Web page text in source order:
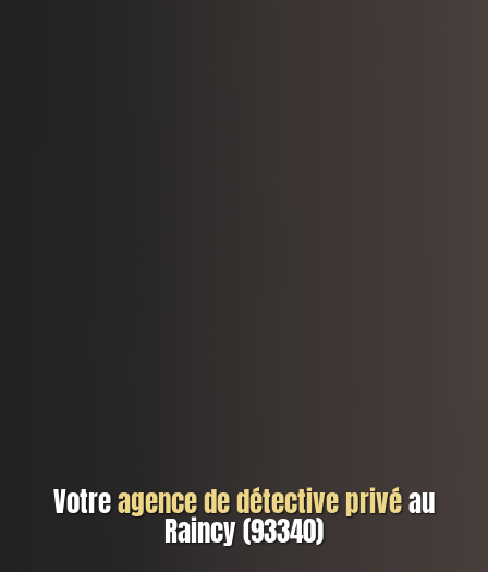
Votreagence de détective privéau
Raincy (93340)